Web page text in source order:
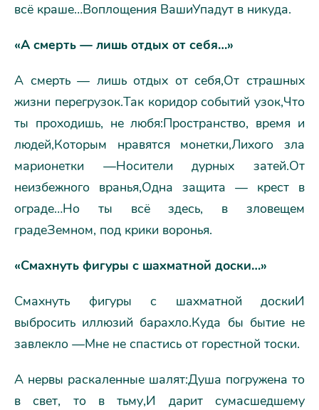
всё краше…Воплощения ВашиУпадут в никуда.
«А смерть — лишь отдых от себя…»
А смерть — лишь отдых от себя,От страшных
жизни перегрузок.Так коридор событий узок,Что
ты проходишь, не любя:Пространство, время и
людей,Которым нравятся монетки,Лихого зла
марионетки —Носители дурных затей.От
неизбежного вранья,Одна защита — крест в
ограде…Но ты всё здесь, в зловещем
градеЗемном, под крики воронья.
«Смахнуть фигуры с шахматной доски…»
Смахнуть фигуры с шахматной доскиИ
выбросить иллюзий барахло.Куда бы бытие не
завлекло —Мне не спастись от горестной тоски.
А нервы раскаленные шалят:Душа погружена то
в свет, то в тьму,И дарит сумасшедшему